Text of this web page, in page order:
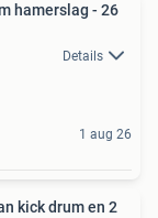
hamerslag - 26
Details
1 aug 26
kick drum en 2